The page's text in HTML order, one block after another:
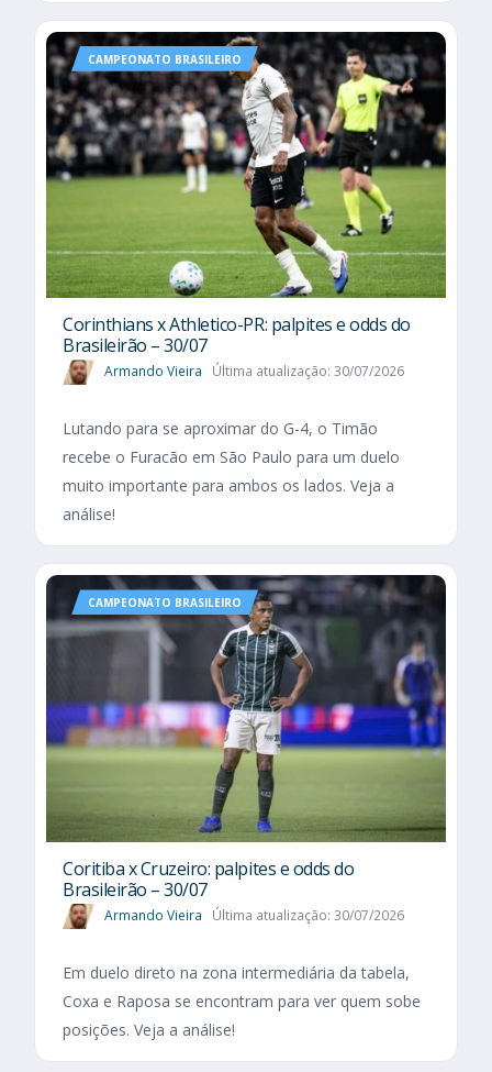
CAMPEONATO BRASILEIRO
Corinthians x Athletico-PR: palpites e odds do
Brasileirão – 30/07
Armando Vieira Última atualização: 30/07/2026
Lutando para se aproximar do G-4, o Timão
recebe o Furacão em São Paulo para um duelo
muito importante para ambos os lados. Veja a
análise!
CAMPEONATO BRASILEIRO
Coritiba x Cruzeiro: palpites e odds do
Brasileirão – 30/07
Armando Vieira Última atualização: 30/07/2026
Em duelo direto na zona intermediária da tabela,
Coxa e Raposa se encontram para ver quem sobe
posições. Veja a análise!